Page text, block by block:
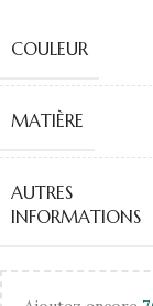
COULEUR
MATIÈRE
AUTRES
INFORMATIONS